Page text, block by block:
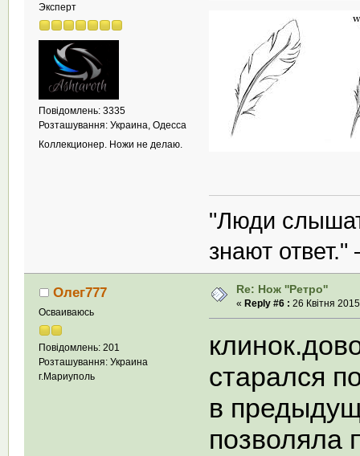
Эксперт
Повідомлень: 3335
Розташування: Украина, Одесса
Коллекционер. Ножи не делаю.
"Люди
знают
Олег777
Осваиваюсь
Повідомлень: 201
Розташування: Украина
г.Мариуполь
Re: Нож ''Ретро''
« Reply #6 : 26 Квітня
старался
в
позволяла